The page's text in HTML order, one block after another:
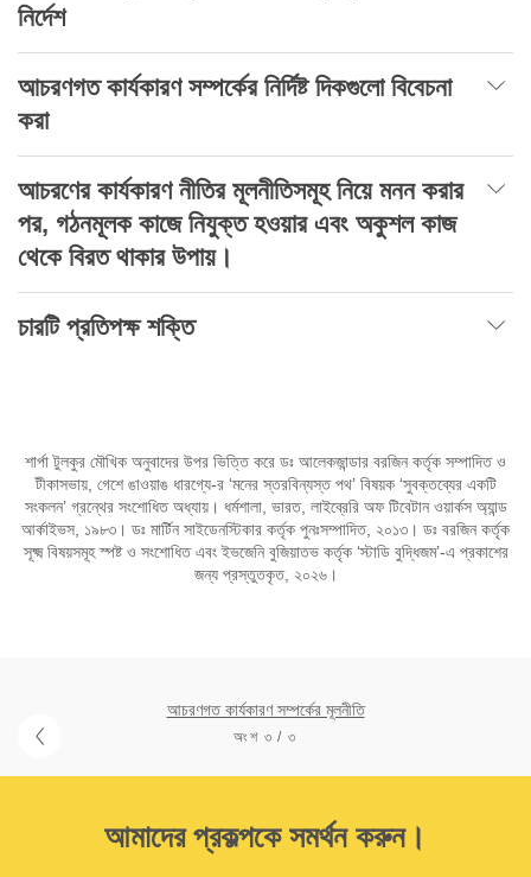
নির্দেশ
আচরণগত কার্যকারণ সম্পর্কের নির্দিষ্ট দিকগুলো বিবেচনা
করা
আচরণের কার্যকারণ নীতির মূলনীতিসমূহ নিয়ে মনন করার
পর, গঠনমূলক কাজে নিযুক্ত হওয়ার এবং অকুশল কাজ
থেকে বিরত থাকার উপায়।
চারটি প্রতিপক্ষ শক্তি
শার্পা টুলকুর মৌখিক অনুবাদের উপর ভিত্তি করে ডঃ আলেকজান্ডার বরজিন কর্তৃক সম্পাদিত ও
টীকাসভায়, গেশে ঙাওয়াঙ ধারগ্যে-র ‘মনের স্তরবিন্যস্ত পথ’ বিষয়ক ‘সুবক্তব্যের একটি
সংকলন’ গ্রন্থের সংশোধিত অধ্যায়। ধর্মশালা, ভারত, লাইব্রেরি অফ টিবেটান ওয়ার্কস অ্যান্ড
আর্কাইভস, ১৯৮৩। ডঃ মার্টিন সাইডেনস্টিকার কর্তৃক পুনঃসম্পাদিত, ২০১৩। ডঃ বরজিন কর্তৃক
সূক্ষ্ম বিষয়সমূহ স্পষ্ট ও সংশোধিত এবং ইভজেনি বুজিয়াতভ কর্তৃক ‘স্টাডি বুদ্ধিজম’-এ প্রকাশের
জন্য প্রস্তুতকৃত, ২০২৬।
আচরণগত কার্যকারণ সম্পর্কের মূলনীতি
অংশ ৩ / ৩
আমাদের প্রকল্পকে সমর্থন করুন।